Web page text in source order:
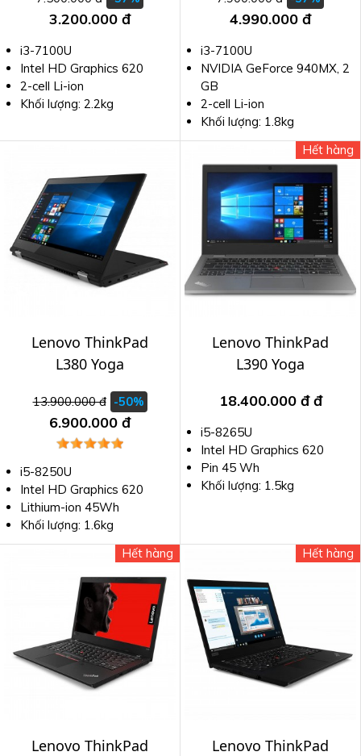
3.200.000 đ
i3-7100U
Intel HD Graphics 620
2-cell Li-ion
Khối lượng: 2.2kg
4.990.000 đ
i3-7100U
NVIDIA GeForce 940MX, 2
GB
2-cell Li-ion
Khối lượng: 1.8kg
Lenovo ThinkPad
L380 Yoga
13.900.000 đ -50%
6.900.000 đ
i5-8250U
Intel HD Graphics 620
Lithium-ion 45Wh
Khối lượng: 1.6kg
Hết hàng
Lenovo ThinkPad
L390 Yoga
18.400.000 đđ
i5-8265U
Intel HD Graphics 620
Pin 45 Wh
Khối lượng: 1.5kg
Hết hàng
Lenovo ThinkPad
Hết hàng
Lenovo ThinkPad